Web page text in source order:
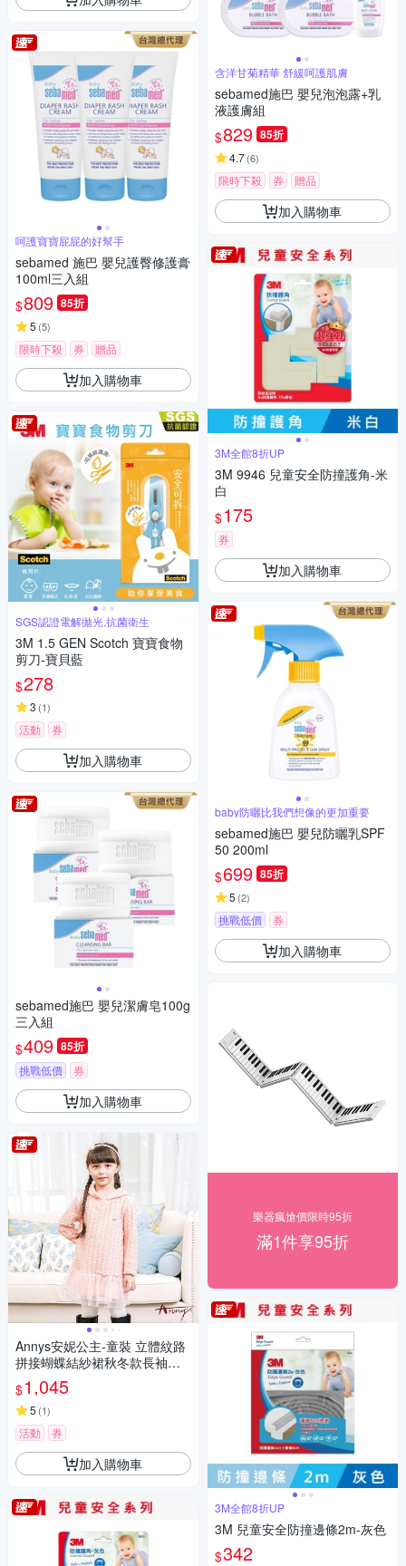
呵護寶寶屁屁的好幫手
sebamed 施巴 嬰兒護臀修護膏
100ml三入組
$809 85折
5 (5)
限時下殺 券 贈品
加入購物車
SGS認證電解拋光,抗菌衛生
3M 1.5 GEN Scotch 寶寶食物
剪刀-寶貝藍
$278
3 (1)
活動 券
加入購物車
sebamed施巴 嬰兒潔膚皂100g
三入組
$409 85折
挑戰低價 券
加入購物車
Annys安妮公主-童裝 立體紋路
拼接蝴蝶結紗裙秋冬款長袖洋
裝 *2625粉紅
$1,045
5 (1)
活動 券
加入購物車
含洋甘菊精華 舒緩呵護肌膚
sebamed施巴 嬰兒泡泡露+乳
液護膚組
$829 85折
4.7(6)
限時下殺 券 贈品
加入購物車
3M全館8折UP
3M 9946 兒童安全防撞護角-米
白
$175
券
加入購物車
baby防曬比我們想像的更加重要
sebamed施巴 嬰兒防曬乳SPF
50 200ml
$699 85折
5 (2)
挑戰低價 券
加入購物車
樂器瘋搶價限時95折
滿1件享95折
3M全館8折UP
3M 兒童安全防撞邊條2m-灰色
$342